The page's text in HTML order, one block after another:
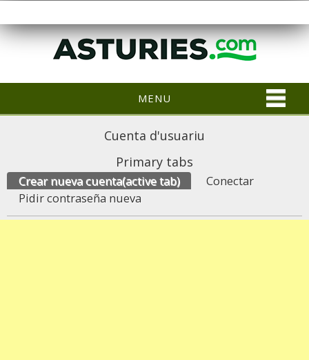
MENU
Cuenta d'usuariu
Primary tabs
Crear nueva cuenta(active tab)
Conectar
Pidir contraseña nueva